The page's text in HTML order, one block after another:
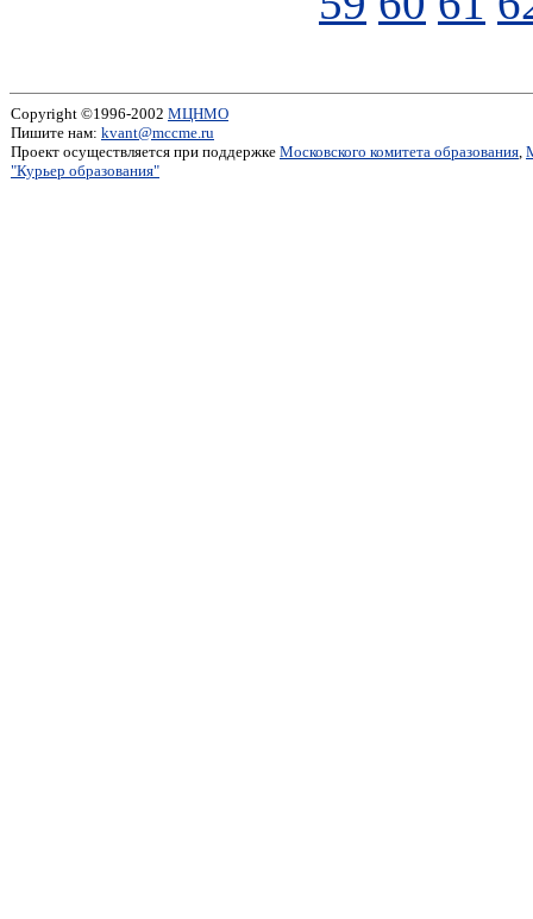
Copyright ©1996-2002 МЦНМО
Пишите нам: kvant@mccme.ru
Проект осуществляется при поддержке Московского комитета образования,
"Курьер образования"